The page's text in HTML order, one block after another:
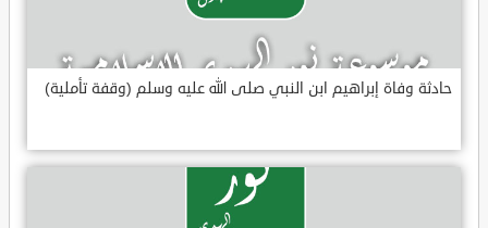
حادثة وفاة إبراهيم ابن النبي صلى الله عليه وسلم (وقفة تأملية)